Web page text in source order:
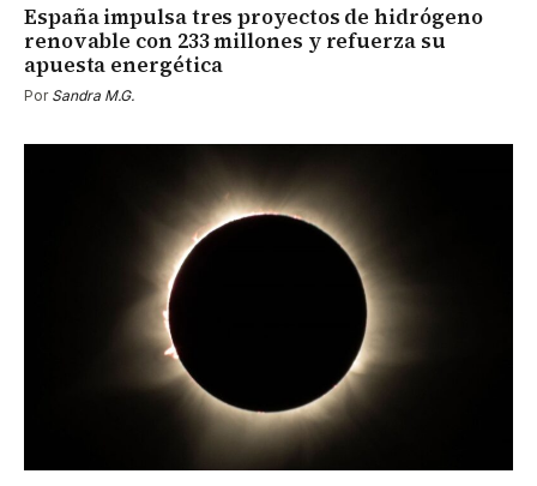
España impulsa tres proyectos de hidrógeno
renovable con 233 millones y refuerza su
apuesta energética
Por Sandra M.G.